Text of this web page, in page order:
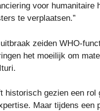
voor humanitaire
te verplaatsen.”
zeiden WHO-
het moeilijk om
historisch gezien een
Maar tijdens een